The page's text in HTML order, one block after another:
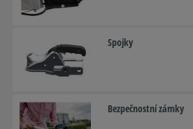
Spojky
Bezpečnostní zámky